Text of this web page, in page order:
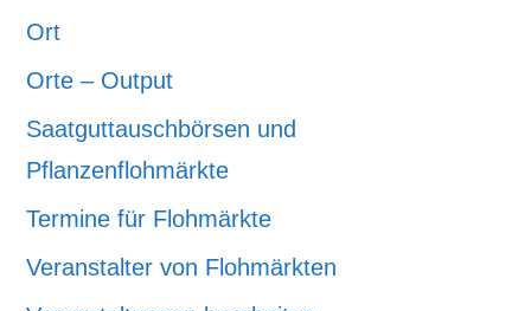
Ort
Orte – Output
Saatguttauschbörsen und
Pflanzenflohmärkte
Termine für Flohmärkte
Veranstalter von Flohmärkten